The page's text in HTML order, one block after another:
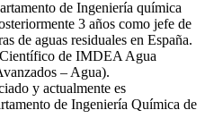
de Ingeniería química
3 años como jefe de
de aguas residuales en España.
de IMDEA Agua
– Agua).
y actualmente es
de Ingeniería Química de